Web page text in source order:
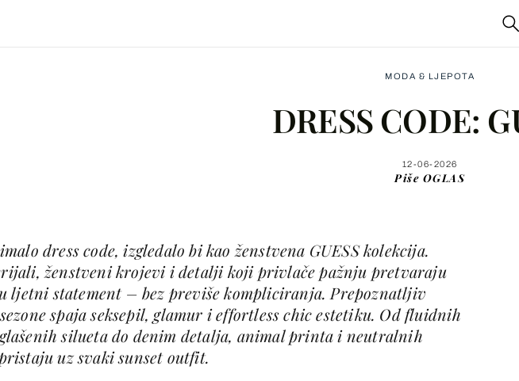
MODA & LJEPOTA
DRESS CODE:
12-06-2026
Piše OGLAS
dress code, izgledalo bi kao ženstvena GUESS kolekcija.
ženstveni krojevi i detalji koji privlače pažnju pretvaraju
ljetni statement – bez previše kompliciranja. Prepoznatljiv
spaja seksepil, glamur i effortless chic estetiku. Od fluidnih
silueta do denim detalja, animal printa i neutralnih
uz svaki sunset outfit.
WhatsApp
Viber